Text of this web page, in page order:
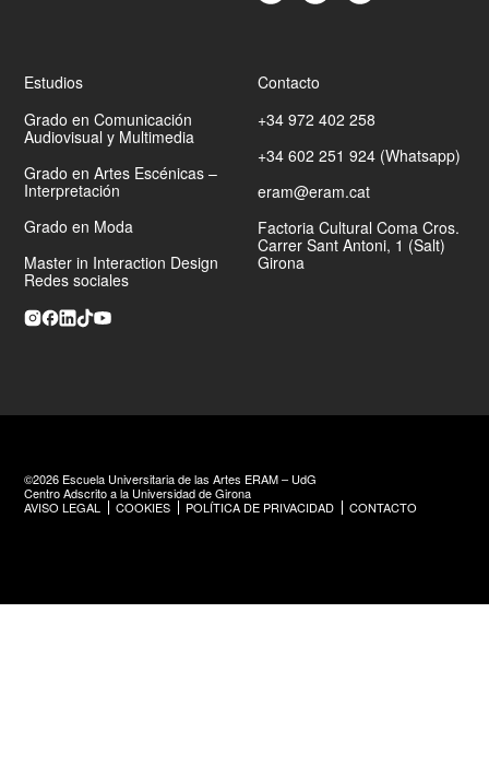
Estudios
Grado en Comunicación
Audiovisual y Multimedia
Grado en Artes Escénicas –
Interpretación
Grado en Moda
Master in Interaction Design
Contacto
+34 972 402 258
+34 602 251 924 (Whatsapp)
eram@eram.cat
Factoria Cultural Coma Cros.
Carrer Sant Antoni, 1 (Salt)
Girona
Redes sociales
©2026 Escuela Universitaria de las Artes ERAM – UdG
Centro Adscrito a la Universidad de Girona
AVISO LEGAL
COOKIES POLÍTICA DE PRIVACIDAD CONTACTO